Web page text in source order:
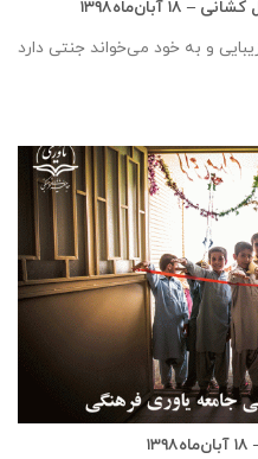
آبان‌ماه۱۳۹۸
و به خود می‌خواند جنتی دارد